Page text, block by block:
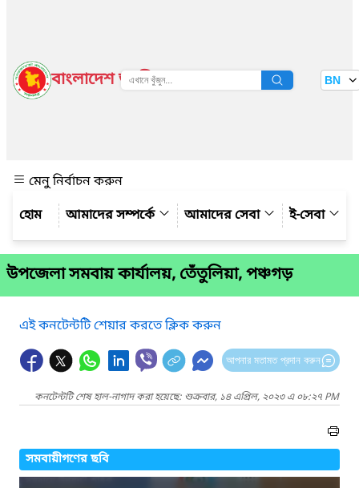
বাংলাদেশ জাতীয় তথ্য বাতায়ন BN
মেনু নির্বাচন করুন
আমাদের সম্পর্কে
আমাদের সেবা ই-সেবা
উপ‌জেলা সমবায় কার্যালয়, তেঁতুলিয়া, পঞ্চগড়
এই কনটেন্টটি শেয়ার করতে ক্লিক করুন
আপনার মতামত প্রদান করুন
কনটেন্টটি শেষ হাল-নাগাদ করা হয়েছে: শুক্রবার, ১৪ এপ্রিল, ২০২৩ এ ০৮:২৭ PM
সমবায়ীগণের ছবি